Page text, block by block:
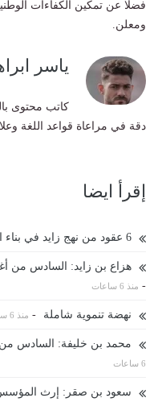
فضلًا عن تمكين الكفاءات
ومعلن.
ياسر
كاتب محتوى
دقة في مراعاة قواعد اللغة
إقرأ ايضا
هزاع بن زايد: السادس من
- منذ 6 ساعات
نهضة تنموية شاملة - منذ 6 ساعات
محمد بن خليفة: السادس
6 ساعات
سعود بن صقر: إرث المؤسس